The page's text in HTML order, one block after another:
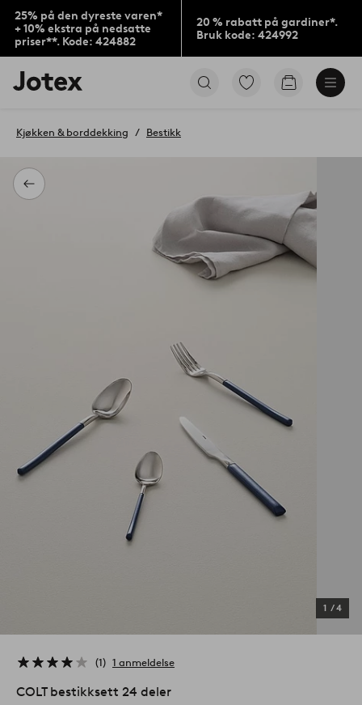
25% på den dyreste varen*
+ 10% ekstra på nedsatte
priser**. Kode: 424882
20 % rabatt på gardiner*.
Bruk kode: 424992
Jotex’
logo
til
Gå
Gå
Tilbake
Kjøkken & borddekking Bestikk
1 /4
1 1 anmeldelse
COLT bestikksett 24 deler